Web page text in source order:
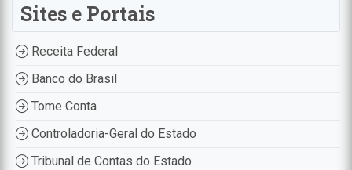
Sites e Portais
Receita Federal
Banco do Brasil
Tome Conta
Controladoria-Geral do Estado
Tribunal de Contas do Estado